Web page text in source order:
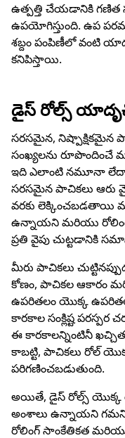
ఉత్పత్తి చేయడానికి గణిత
ఉపయోగిస్తుంది. ఉప
శబ్దం పంపిణీలో వంటి
కనిపిస్తాయి.
డైస్ రోల్స్
సరసమైన, నిష్పాక్షికమైన
సంఖ్యలను రూపొందించే
ఇది ఎలాంటి నమూనా లేదా
సరసమైన పాచికలు ఆరు
వరకు లెక్కించబడతాయి
ఉన్నాయని మరియు రోలింగ్
ప్రతి వైపు చుట్టడానికి
మీరు పాచికలు
కోణం, పాచికల ఆకారం
ఉపరితలం యొక్క
కారకాల సంక్లిష్ట పరస్పర
ఈ కారకాలన్నింటినీ
కాబట్టి, పాచికలు రోల్
పరిగణించబడుతుంది.
అయితే, డైస్ రోల్స్ యొక్క
అంశాలు ఉన్నాయని
రోలింగ్ సాంకేతికత